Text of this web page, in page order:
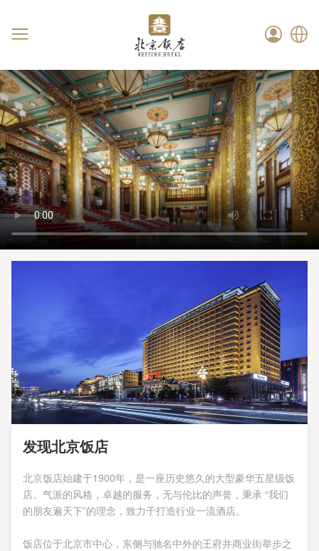
语言
首页
饭店简介
客房套房
餐饮美食
精选推荐
联系我们
发现北京饭店
北京饭店始建于1900年，是一座历史悠久的大型豪华五星级饭
店。气派的风格，卓越的服务，无与伦比的声誉，秉承 “我们
的朋友遍天下”的理念，致力于打造行业一流酒店。
饭店位于北京市中心，东侧与驰名中外的王府井商业街举步之